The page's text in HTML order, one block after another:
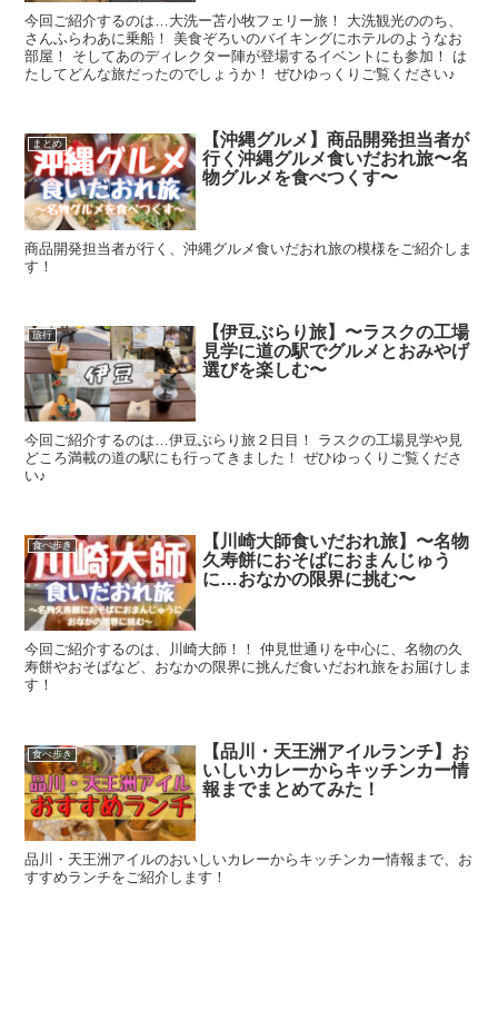
今回ご紹介するのは…大洗ー苫小牧フェリー旅！ 大洗観光ののち、
さんふらわあに乗船！ 美食ぞろいのバイキングにホテルのようなお
部屋！ そしてあのディレクター陣が登場するイベントにも参加！ は
たしてどんな旅だったのでしょうか！ ぜひゆっくりご覧ください♪
まとめ
【沖縄グルメ】商品開発担当者が
行く沖縄グルメ食いだおれ旅〜名
物グルメを食べつくす〜
商品開発担当者が行く、沖縄グルメ食いだおれ旅の模様をご紹介しま
す！
旅行
【伊豆ぶらり旅】〜ラスクの工場
見学に道の駅でグルメとおみやげ
選びを楽しむ〜
今回ご紹介するのは…伊豆ぶらり旅２日目！ ラスクの工場見学や見
どころ満載の道の駅にも行ってきました！ ぜひゆっくりご覧くださ
い♪
食べ歩き
【川崎大師食いだおれ旅】〜名物
久寿餅におそばにおまんじゅう
に…おなかの限界に挑む〜
今回ご紹介するのは、川崎大師！！ 仲見世通りを中心に、名物の久
寿餅やおそばなど、おなかの限界に挑んだ食いだおれ旅をお届けしま
す！
食べ歩き
【品川・天王洲アイルランチ】お
いしいカレーからキッチンカー情
報までまとめてみた！
品川・天王洲アイルのおいしいカレーからキッチンカー情報まで、お
すすめランチをご紹介します！